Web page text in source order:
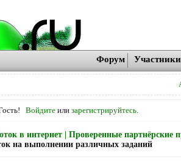
Форум Участники
Войдите илизарегистрируйтесь
в интернет | Проверенные партнёрские
на выполнении различных заданий